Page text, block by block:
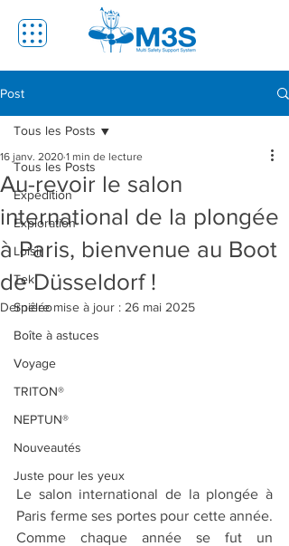
Post
Tous les Posts
Expédition
Exploration
Loisir
Tek
Spéléo
Boîte à astuces
Voyage
TRITON®
NEPTUN®
Nouveautés
Juste pour les yeux
Tous les Posts
Au-revoir le salon
international de la plongée
à Paris, bienvenue au Boot
de Düsseldorf !
16 janv. 2020 1 min de lecture
Dernière mise à jour : 26 mai 2025
Le salon international de la plongée à
Paris ferme ses portes pour cette année.
Comme chaque année se fut un